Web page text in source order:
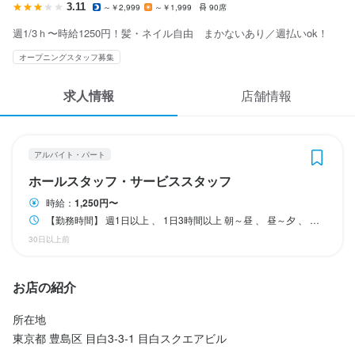
検索履歴・保存した条件
応募履歴
WEB履歴書
掲載をご検討の店舗様へ
利用規約
企業情報
3.11 ～￥2,999 ～￥1,999 90席
週1/3ｈ〜時給1250円！髪・ネイル自由 まかないあり／週払いok！
オープニングスタッフ募集
求人情報 店舗情報
アルバイト・パート
ホールスタッフ・サービススタッフ
時給： 1,250円〜
【勤務時間】 週1日以上 、 1日3時間以上 朝～昼 、 昼～夕 、 夕～夜 、 夜勤 、 早朝のみ 、 昼のみ 、 夜のみ 好きな時間に働けます ＜シフト例＞ ■学生さんなら…19：00〜24：00など 授業やサークルと両立させながら！ ■フリーターさんなら…12：00〜20：00、22：00〜翌4：00など ガッツリ稼げます！1勤務で1万円以上も ■主婦(夫)さんなら…12：00〜15：00など ランチのみで、家事の合間に 【勤務期間】 短期（1ヶ月以内） / 短期（3ヶ月以内） / 長期（3ヶ月以上）
30日以上前
お店の紹介
所在地
東京都 豊島区 目白3-3-1 目白スクエアビル
時給1250円〜（22時以降：時給1562円〜）
昇給あり
毎月昇給のチャンス!!
(22時以降:時給1562円～)
【Point】
タイムカードは1分単位なので、無駄なく稼げで、時間通りにお仕
事できます
支払い方法：月1回
収入例
【月収例】系列店舗1150円時給の場合
・週2日/1日6ｈ働くと…
月7万1870円＝（1150円×5ｈ＋1437円×1ｈ）×10日